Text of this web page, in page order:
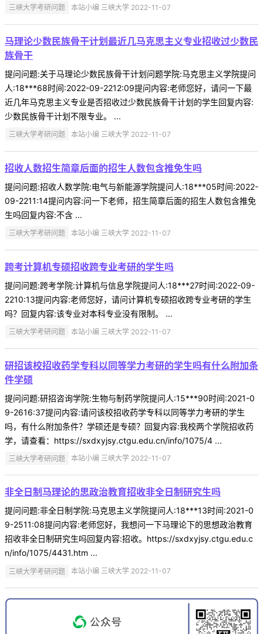
三峡大学考研问题 本站小编 三峡大学 2022-11-07
马理论少数民族骨干计划最近几马克思主义专业招收过少数民
族骨干
提问问题:关于马理论少数民族骨干计划问题学院:马克思主义学院提问
人:18***68时间:2022-09-2212:09提问内容:老师您好，请问一下最
近几年马克思主义专业是否招收过少数民族骨干计划的学生回复内容:
少数民族骨干计划不限专业。 ...
三峡大学考研问题 本站小编 三峡大学 2022-11-07
招收人数招生简章后面的招生人数包含推免生吗
提问问题:招收人数学院:电气与新能源学院提问人:18***05时间:2022-
09-2211:14提问内容:问一下老师，招生简章后面的招生人数包含推免
生吗回复内容:不含 ...
三峡大学考研问题 本站小编 三峡大学 2022-11-07
跨考计算机专硕招收跨专业考研的学生吗
提问问题:跨考学院:计算机与信息学院提问人:18***27时间:2022-09-
2210:13提问内容:老师您好，请问计算机专硕招收跨专业考研的学生
吗？回复内容:该专业对本科专业没有限制。 ...
三峡大学考研问题 本站小编 三峡大学 2022-11-07
研招该校招收药学专科以同等学力考研的学生吗有什么附加条
件学硕
提问问题:研招咨询学院:生物与制药学院提问人:15***90时间:2021-0
9-2616:37提问内容:请问该校招收药学专科以同等学力考研的学生
吗，有什么附加条件？学硕还是专硕？回复内容:我校两个学院招收药
学，请查看：https://sxdxyjsy.ctgu.edu.cn/info/1075/4 ...
三峡大学考研问题 本站小编 三峡大学 2022-11-07
非全日制马理论的思政治教育招收非全日制研究生吗
提问问题:非全日制学院:马克思主义学院提问人:18***13时间:2021-0
9-2511:08提问内容:老师您好，我想问一下马理论下的思想政治教育
招收非全日制研究生吗回复内容:招收。https://sxdxyjsy.ctgu.edu.c
n/info/1075/4431.htm ...
三峡大学考研问题 本站小编 三峡大学 2022-11-07